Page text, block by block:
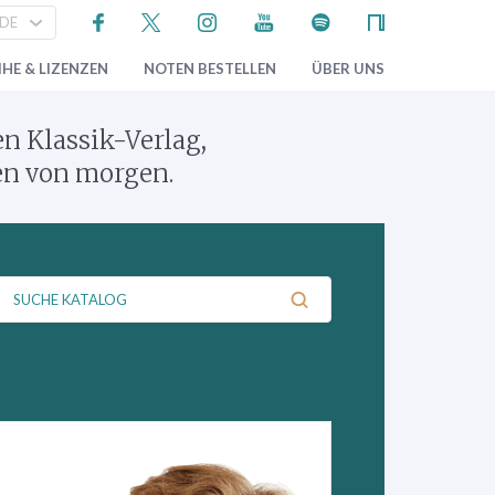
& LIZENZEN NOTEN BESTELLEN ÜBER UNS
Klassik-Verlag,
von morgen.